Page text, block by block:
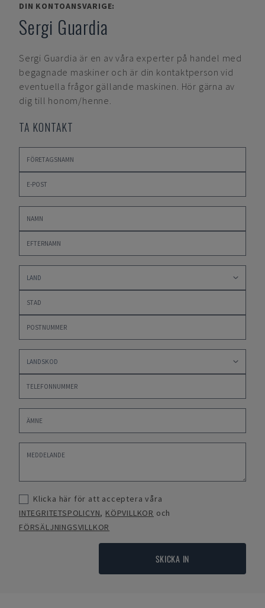
DIN KONTOANSVARIGE:
Sergi Guardia
Sergi Guardia är en av våra experter på handel med
begagnade maskiner och är din kontaktperson vid
eventuella frågor gällande maskinen. Hör gärna av
dig till honom/henne.
TA KONTAKT
Klicka här för att acceptera våra
INTEGRITETSPOLICYN, KÖPVILLKOR och
FÖRSÄLJNINGSVILLKOR
SKICKA IN